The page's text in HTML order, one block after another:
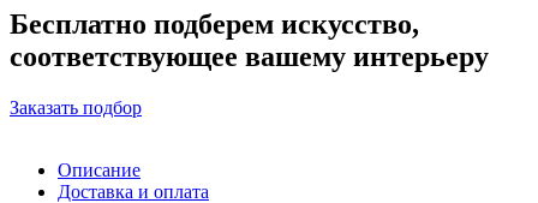
Бесплатно подберем искусство,
соответствующее вашему интерьеру
Заказать подбор
Описание
Доставка и оплата